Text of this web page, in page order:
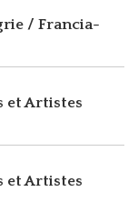
/ Francia-
et Artistes
et Artistes